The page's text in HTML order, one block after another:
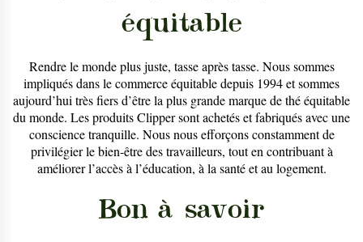
équitable
Rendre le monde plus juste, tasse après tasse. Nous sommes
impliqués dans le commerce équitable depuis 1994 et sommes
aujourd’hui très fiers d’être la plus grande marque de thé équitable
du monde. Les produits Clipper sont achetés et fabriqués avec une
conscience tranquille. Nous nous efforçons constamment de
privilégier le bien-être des travailleurs, tout en contribuant à
améliorer l’accès à l’éducation, à la santé et au logement.
Bon à savoir